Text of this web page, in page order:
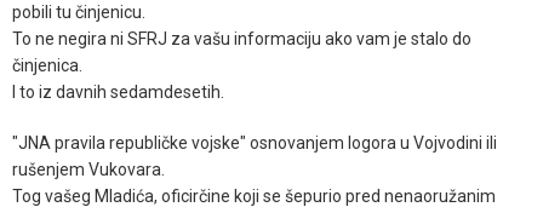
pobili tu činjenicu.
To ne negira ni SFRJ za vašu informaciju ako vam je stalo do
činjenica.
I to iz davnih sedamdesetih.
"JNA pravila republičke vojske" osnovanjem logora u Vojvodini ili
rušenjem Vukovara.
Tog vašeg Mladića, oficirčine koji se šepurio pred nenaoružanim